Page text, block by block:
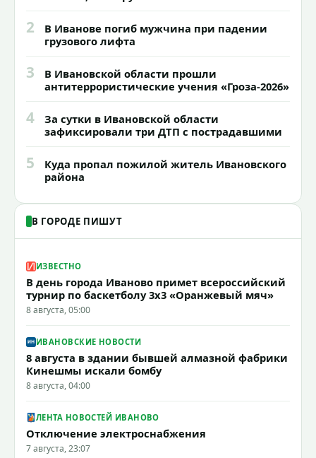
2
В Иванове погиб мужчина при падении
грузового лифта
3
В Ивановской области прошли
антитеррористические учения «Гроза-2026»
4
За сутки в Ивановской области
зафиксировали три ДТП с пострадавшими
5
Куда пропал пожилой житель Ивановского
района
В ГОРОДЕ ПИШУТ
ИЗВЕСТНО
В день города Иваново примет всероссийский
турнир по баскетболу 3x3 «Оранжевый мяч»
8 августа, 05:00
ИВАНОВСКИЕ НОВОСТИ
8 августа в здании бывшей алмазной фабрики
Кинешмы искали бомбу
8 августа, 04:00
ЛЕНТА НОВОСТЕЙ ИВАНОВО
Отключение электроснабжения
7 августа, 23:07